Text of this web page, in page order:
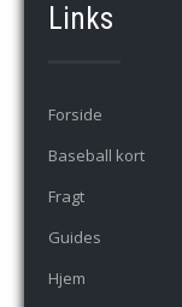
Links
Forside
Baseball kort
Fragt
Guides
Hjem